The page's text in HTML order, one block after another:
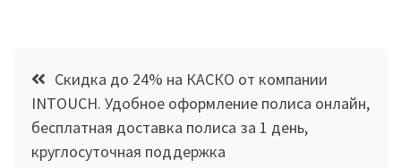
Навигация
по
записям
Скидка до 24% на КАСКО от компании
INTOUCH. Удобное оформление полиса онлайн,
бесплатная доставка полиса за 1 день,
круглосуточная поддержка